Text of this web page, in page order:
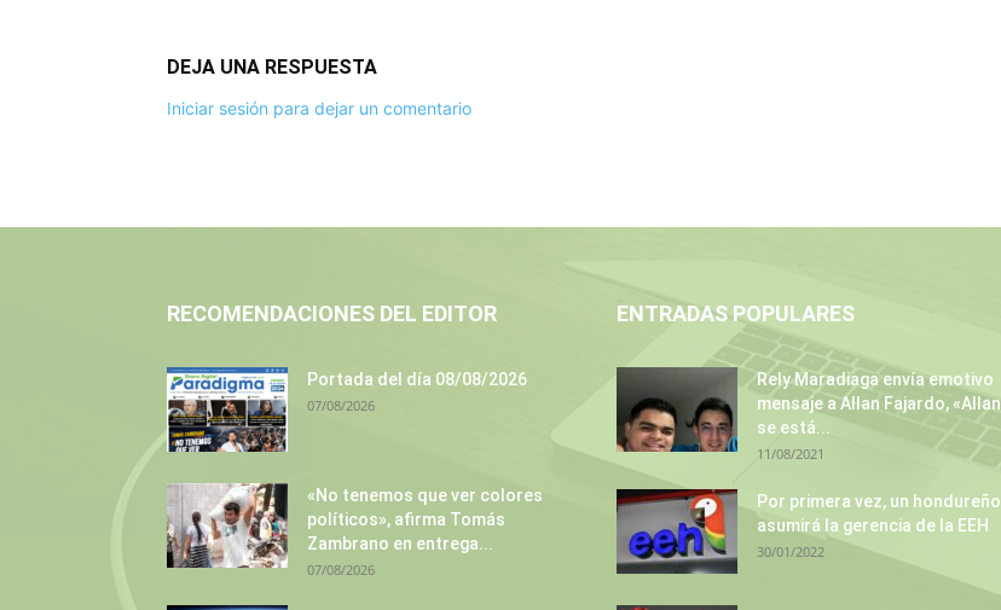
DEJA UNA RESPUESTA
Iniciar sesión para dejar un comentario
RECOMENDACIONES DEL EDITOR
Portada del día 08/08/2026
07/08/2026
«No tenemos que ver colores
políticos», afirma Tomás
Zambrano en entrega...
07/08/2026
ENTRADAS POPULARES
Rely Maradiaga envía emotivo
mensaje a Allan Fajardo, «Allan
se está...
11/08/2021
Por primera vez, un hondureño
asumirá la gerencia de la EEH
30/01/2022